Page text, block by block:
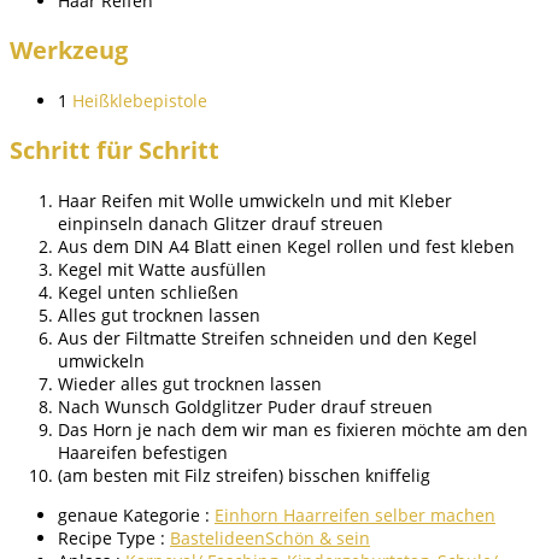
Werkzeug
1 Heißklebepistole
Schritt für Schritt
Haar Reifen mit Wolle umwickeln und mit Kleber
einpinseln danach Glitzer drauf streuen
Aus dem DIN A4 Blatt einen Kegel rollen und fest kleben
Kegel mit Watte ausfüllen
Kegel unten schließen
Alles gut trocknen lassen
Aus der Filtmatte Streifen schneiden und den Kegel
umwickeln
Wieder alles gut trocknen lassen
Nach Wunsch Goldglitzer Puder drauf streuen
Das Horn je nach dem wir man es fixieren möchte am den
Haareifen befestigen
(am besten mit Filz streifen) bisschen kniffelig
genaue Kategorie : Einhorn Haarreifen selber machen
Recipe Type : BastelideenSchön & sein